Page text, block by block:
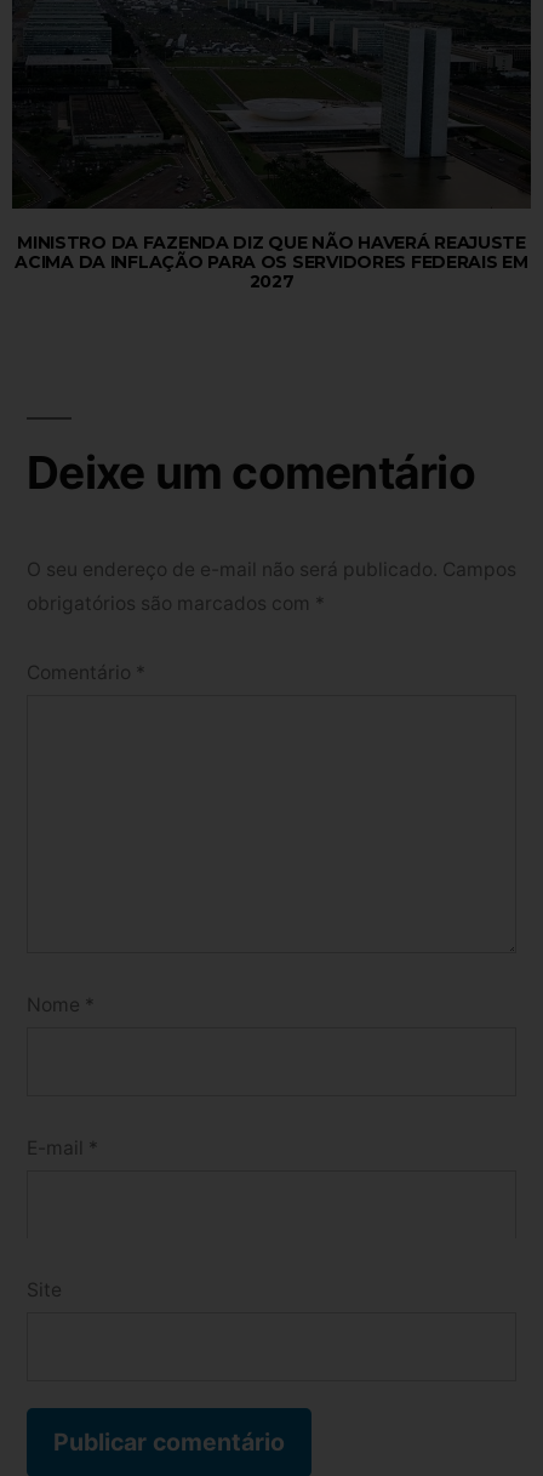
MINISTRO DA FAZENDA DIZ QUE NÃO HAVERÁ REAJUSTE
ACIMA DA INFLAÇÃO PARA OS SERVIDORES FEDERAIS EM
2027
Deixe um comentário
O seu endereço de e-mail não será publicado. Campos
obrigatórios são marcados com *
Comentário *
Nome *
E-mail *
Site